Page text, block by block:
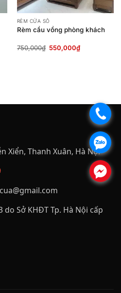
RÈM CỬA SỔ
Rèm cầu vồng phòng khách
750,000₫ Giá
550,000₫Giá
hiện
Xiển, Thanh Xuân, Hà Nội
do Sở KHĐT Tp. Hà Nội cấp
.
.
.